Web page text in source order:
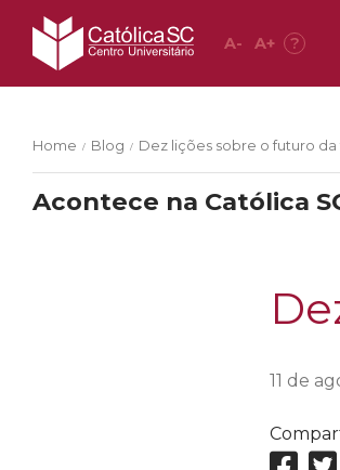
A- A+ ?
Home / Blog / Dez lições sobre o futuro
Acontece na Católica
11 de